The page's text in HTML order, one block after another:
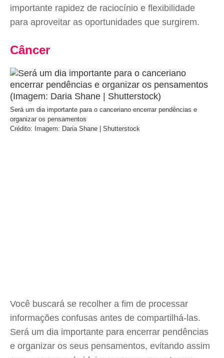
importante rapidez de raciocínio e flexibilidade
para aproveitar as oportunidades que surgirem.
Câncer
Será um dia importante para o canceriano encerrar pendências e
organizar os pensamentos
Crédito: Imagem: Daria Shane | Shutterstock
Você buscará se recolher a fim de processar
informações confusas antes de compartilhá-las.
Será um dia importante para encerrar pendências
e organizar os seus pensamentos, evitando assim